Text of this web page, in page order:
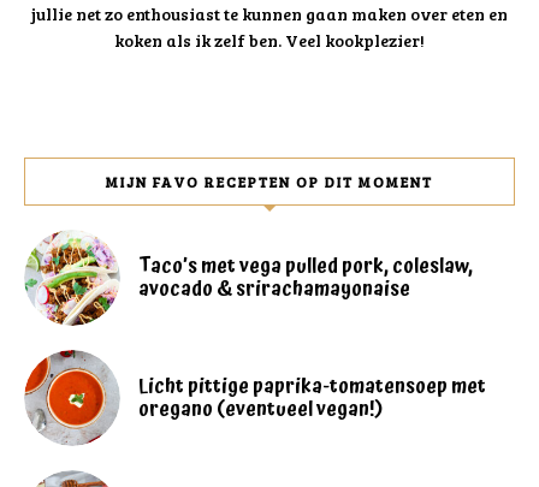
jullie net zo enthousiast te kunnen gaan maken over eten en
koken als ik zelf ben. Veel kookplezier!
MIJN FAVO RECEPTEN OP DIT MOMENT
Taco’s met vega pulled pork, coleslaw,
avocado & srirachamayonaise
Licht pittige paprika-tomatensoep met
oregano (eventueel vegan!)